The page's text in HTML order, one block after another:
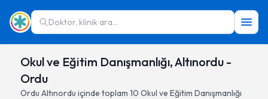
Doktor, klinik ara...
Okul ve Eğitim Danışmanlığı, Altınordu -
Ordu
Ordu Altınordu içinde toplam 10 Okul ve Eğitim Danışmanlığı